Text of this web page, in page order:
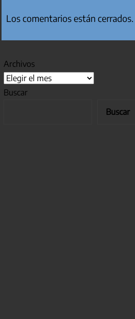
Los comentarios están cerrados.
Archivos
Buscar
Buscar